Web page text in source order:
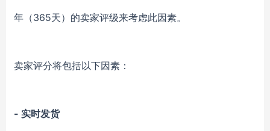
年（365天）的卖家评级来考虑此因素。
卖家评分将包括以下因素：
- 实时发货